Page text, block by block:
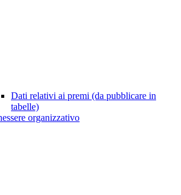
Dati relativi ai premi (da pubblicare in
tabelle)
organizzativo